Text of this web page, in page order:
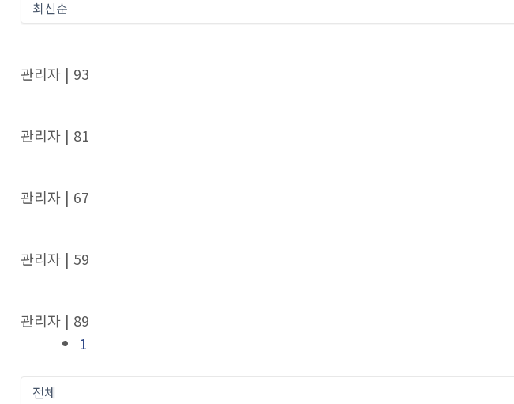
관리자 | 93
관리자 | 81
관리자 | 67
관리자 | 59
관리자 | 89
1